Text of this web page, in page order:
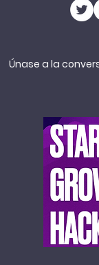
Únase a la